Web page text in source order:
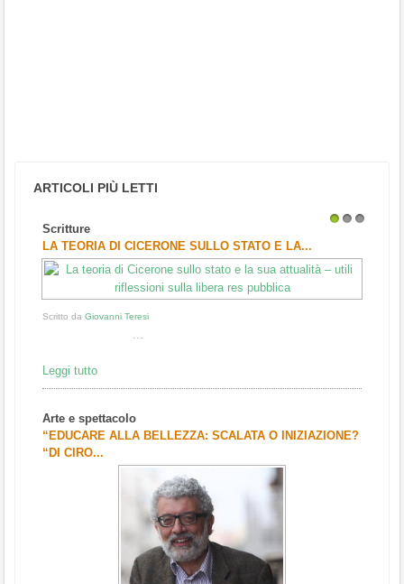
ARTICOLI PIÙ LETTI
Scritture
LA TEORIA DI CICERONE SULLO STATO E LA...
Scritto da Giovanni Teresi
...
Leggi tutto
Arte e spettacolo
“EDUCARE ALLA BELLEZZA: SCALATA O INIZIAZIONE?
“DI CIRO...